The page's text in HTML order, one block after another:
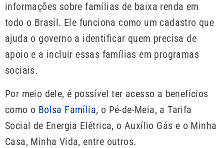
informações sobre famílias de baixa renda em
todo o Brasil. Ele funciona como um cadastro que
ajuda o governo a identificar quem precisa de
apoio e a incluir essas famílias em programas
sociais.
Por meio dele, é possível ter acesso a benefícios
como o Bolsa Família, o Pé-de-Meia, a Tarifa
Social de Energia Elétrica, o Auxílio Gás e o Minha
Casa, Minha Vida, entre outros.